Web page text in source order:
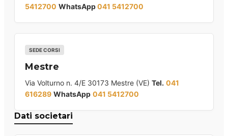
5412700 WhatsApp041 5412700
SEDE CORSI
Mestre
Via Volturno n. 4/E 30173 Mestre (VE) Tel. 041
616289 WhatsApp 041 5412700
Dati societari